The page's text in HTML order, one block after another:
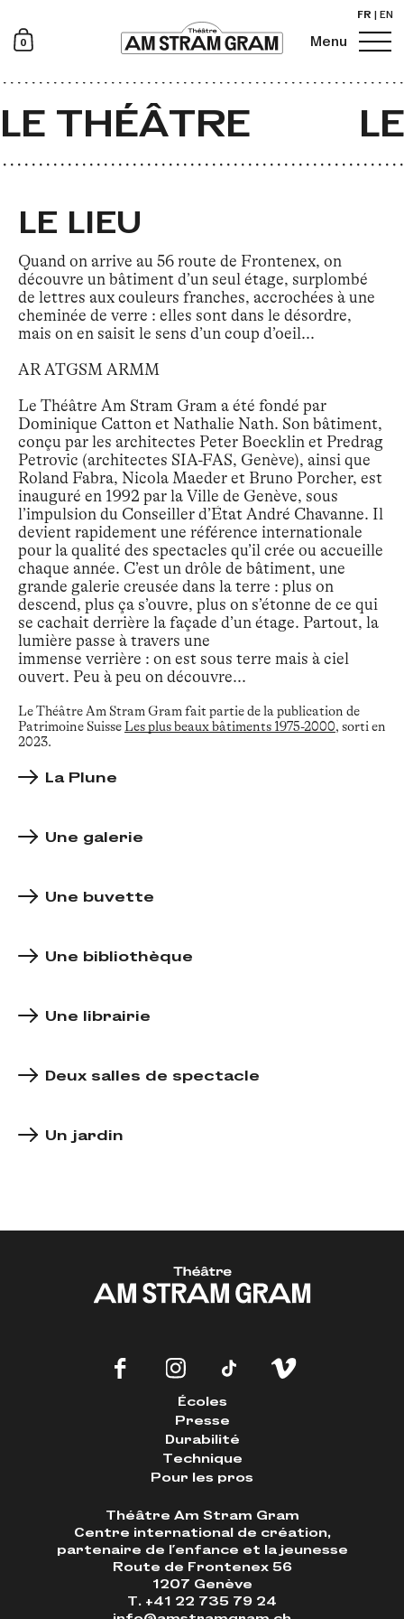
0 Newsletter Menu
FR EN
THÉÂTRE
LE LIEU
Quand on arrive au 56 route de Frontenex, on
découvre un bâtiment d’un seul étage, surplombé
de lettres aux couleurs franches, accrochées à une
cheminée de verre : elles sont dans le désordre,
mais on en saisit le sens d’un coup d’oeil...
AR ATGSM ARMM
Le Théâtre Am Stram Gram a été fondé par
Dominique Catton et Nathalie Nath. Son bâtiment,
conçu par les architectes Peter Boecklin et Predrag
Petrovic (architectes SIA-FAS, Genève), ainsi que
Roland Fabra, Nicola Maeder et Bruno Porcher, est
inauguré en 1992 par la Ville de Genève, sous
l’impulsion du Conseiller d’État André Chavanne. Il
devient rapidement une référence internationale
pour la qualité des spectacles qu’il crée ou accueille
chaque année. C’est un drôle de bâtiment, une
grande galerie creusée dans la terre : plus on
descend, plus ça s’ouvre, plus on s’étonne de ce qui
se cachait derrière la façade d’un étage. Partout, la
lumière passe à travers une
immense verrière : on est sous terre mais à ciel
ouvert. Peu à peu on découvre...
Le Théâtre Am Stram Gram fait partie de la publication de
Patrimoine SuisseLes plus beaux bâtiments 1975-2000, sorti en
2023.
La Plune
Une galerie
Une buvette
Une bibliothèque
Une librairie
Deux salles de spectacle
Un jardin
Écoles
Presse
Durabilité
Technique
Pour les pros
Théâtre Am Stram Gram
Centre international de création,
partenaire de l'enfance et la jeunesse
Route de Frontenex 56
1207 Genève
T. +41 22 735 79 24